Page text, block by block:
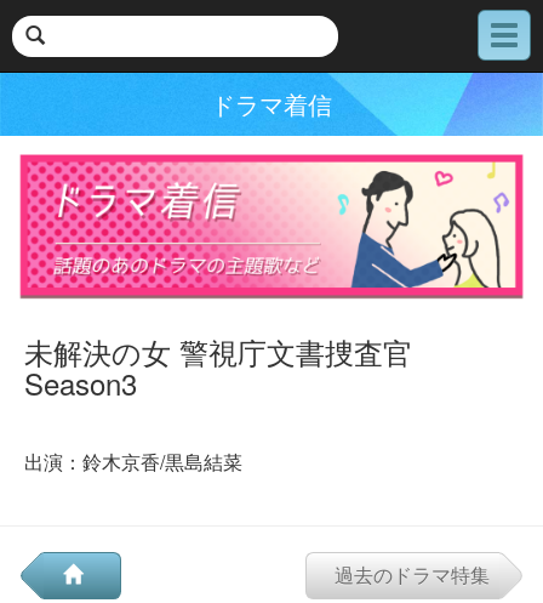
メ
ニ
ドラマ着信
未解決の女 警視庁文書捜査官
Season3
出演：鈴木京香/黒島結菜
過去のドラマ特集